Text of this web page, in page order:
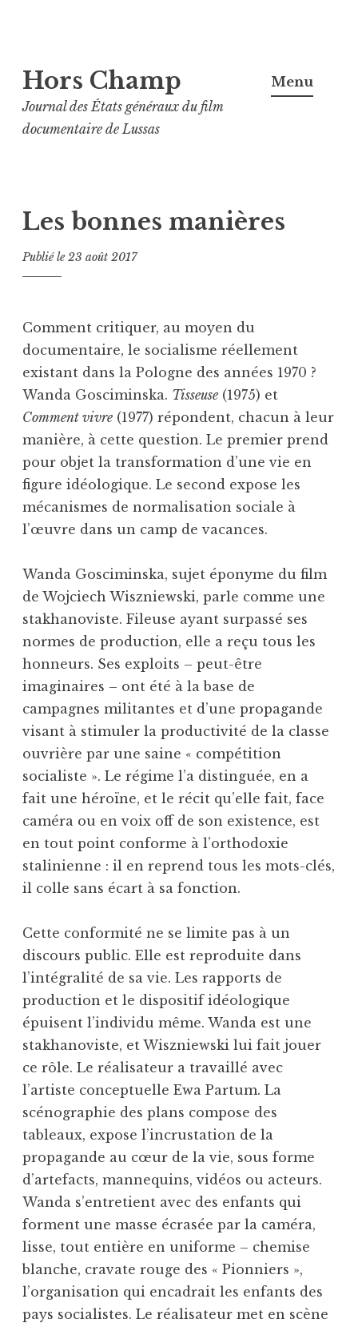
au
contenu
principal
Hors Champ
Journal des États généraux du film
documentaire de Lussas
Menu
Les bonnes manières
Publié le23 août 2017
Comment critiquer, au moyen du
documentaire, le socialisme réellement
existant dans la Pologne des années 1970 ?
Wanda Gosciminska. Tisseuse (1975) et
Comment vivre (1977) répondent, chacun à leur
manière, à cette question. Le premier prend
pour objet la transformation d’une vie en
figure idéologique. Le second expose les
mécanismes de normalisation sociale à
l’œuvre dans un camp de vacances.
Wanda Gosciminska, sujet éponyme du film
de Wojciech Wiszniewski, parle comme une
stakhanoviste. Fileuse ayant surpassé ses
normes de production, elle a reçu tous les
honneurs. Ses exploits – peut-être
imaginaires – ont été à la base de
campagnes militantes et d’une propagande
visant à stimuler la productivité de la classe
ouvrière par une saine « compétition
socialiste ». Le régime l’a distinguée, en a
fait une héroïne, et le récit qu’elle fait, face
caméra ou en voix off de son existence, est
en tout point conforme à l’orthodoxie
stalinienne : il en reprend tous les mots-clés,
il colle sans écart à sa fonction.
Cette conformité ne se limite pas à un
discours public. Elle est reproduite dans
l’intégralité de sa vie. Les rapports de
production et le dispositif idéologique
épuisent l’individu même. Wanda est une
stakhanoviste, et Wiszniewski lui fait jouer
ce rôle. Le réalisateur a travaillé avec
l’artiste conceptuelle Ewa Partum. La
scénographie des plans compose des
tableaux, expose l’incrustation de la
propagande au cœur de la vie, sous forme
d’artefacts, mannequins, vidéos ou acteurs.
Wanda s’entretient avec des enfants qui
forment une masse écrasée par la caméra,
lisse, tout entière en uniforme – chemise
blanche, cravate rouge des « Pionniers »,
l’organisation qui encadrait les enfants des
pays socialistes. Le réalisateur met en scène